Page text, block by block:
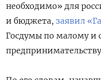
необходимо» для
и бюджета, заявил
Госдумы по малому и